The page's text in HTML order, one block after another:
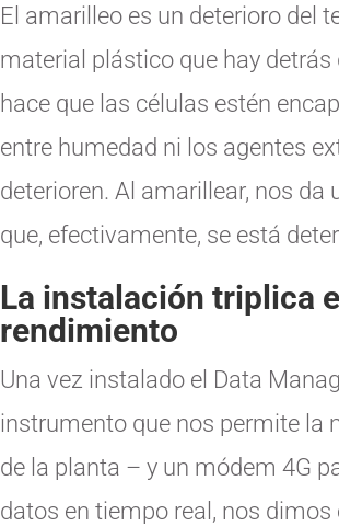
El amarilleo es un deterioro del
material plástico que hay detrás
hace que las células estén
entre humedad ni los agentes
deterioren. Al amarillear, nos da
que, efectivamente, se está
La instalación triplica el
rendimiento
Una vez instalado el Data
instrumento que nos permite la
de la planta – y un módem 4G
datos en tiempo real, nos dimos